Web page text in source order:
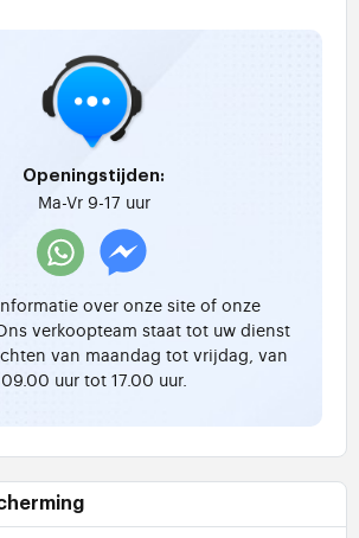
Openingstijden:
Ma-Vr 9-17 uur
over onze site of onze
verkoopteam staat tot uw dienst
van maandag tot vrijdag, van
09.00 uur tot 17.00 uur.